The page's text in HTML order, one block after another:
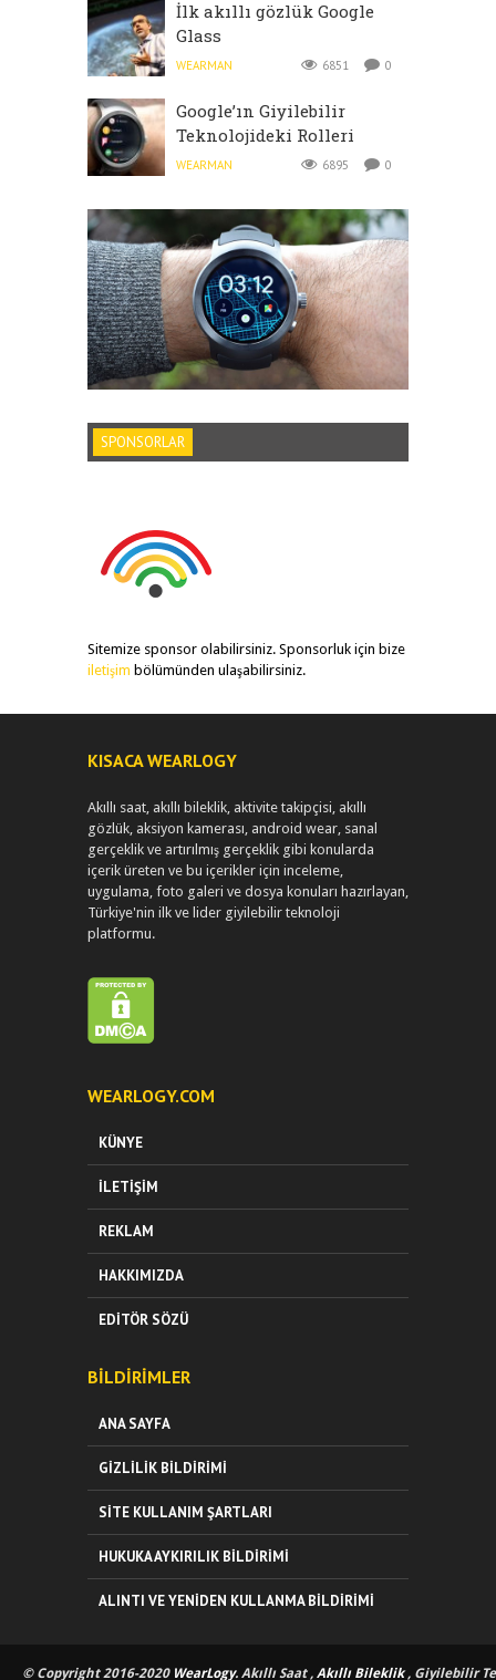
İlk akıllı gözlük Google
Glass
WEARMAN 6851 0
Google’ın Giyilebilir
Teknolojideki Rolleri
WEARMAN 6895 0
SPONSORLAR
Sitemize sponsor olabilirsiniz. Sponsorluk için bize
iletişim bölümünden ulaşabilirsiniz.
KISACA WEARLOGY
Akıllı saat, akıllı bileklik, aktivite takipçisi, akıllı
gözlük, aksiyon kamerası, android wear, sanal
gerçeklik ve artırılmış gerçeklik gibi konularda
içerik üreten ve bu içerikler için inceleme,
uygulama, foto galeri ve dosya konuları hazırlayan,
Türkiye'nin ilk ve lider giyilebilir teknoloji
platformu.
WEARLOGY.COM
KÜNYE
İLETIŞIM
REKLAM
HAKKIMIZDA
EDITÖR SÖZÜ
BILDIRIMLER
ANA SAYFA
GIZLILIK BILDIRIMI
SITE KULLANIM ŞARTLARI
HUKUKA AYKIRILIK BILDIRIMI
ALINTI VE YENIDEN KULLANMA BILDIRIMI
© Copyright 2016-2020 WearLogy. Akıllı Saat , Akıllı Bileklik, Giyilebilir